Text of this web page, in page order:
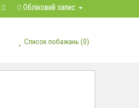
Обліковий запис
Список побажань (0)